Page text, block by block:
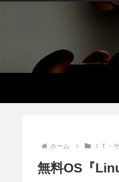
ホーム ＩＴ・
無料OS『